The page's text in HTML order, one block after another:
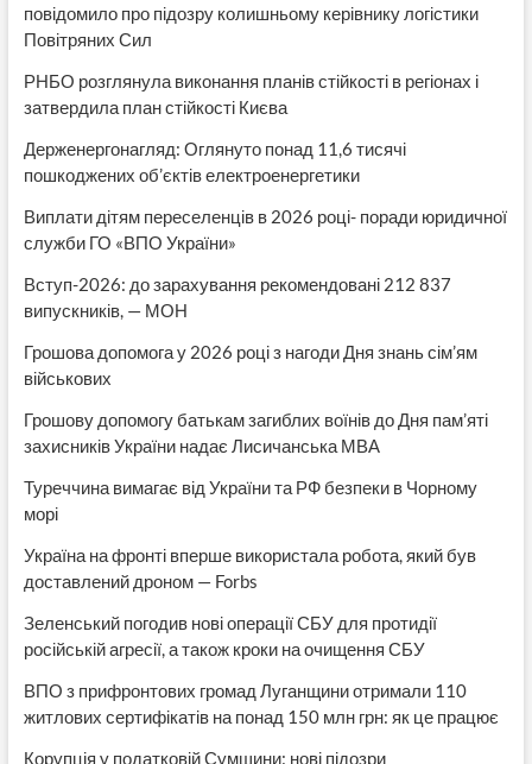
повідомило про підозру колишньому керівнику логістики
Повітряних Сил
РНБО розглянула виконання планів стійкості в регіонах і
затвердила план стійкості Києва
Держенергонагляд: Оглянуто понад 11,6 тисячі
пошкоджених об’єктів електроенергетики
Виплати дітям переселенців в 2026 році- поради юридичної
служби ГО «ВПО України»
Вступ-2026: до зарахування рекомендовані 212 837
випускників, — МОН
Грошова допомога у 2026 році з нагоди Дня знань сім’ям
військових
Грошову допомогу батькам загиблих воїнів до Дня пам’яті
захисників України надає Лисичанська МВА
Туреччина вимагає від України та РФ безпеки в Чорному
морі
Україна на фронті вперше використала робота, який був
доставлений дроном — Forbs
Зеленський погодив нові операції СБУ для протидії
російській агресії, а також кроки на очищення СБУ
ВПО з прифронтових громад Луганщини отримали 110
житлових сертифікатів на понад 150 млн грн: як це працює
Корупція у податковій Сумщини: нові підозри